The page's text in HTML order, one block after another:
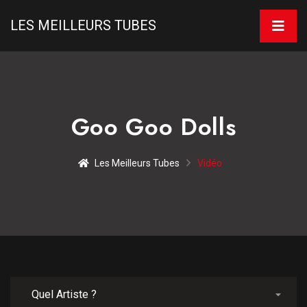
LES MEILLEURS TUBES
Goo Goo Dolls
Les Meilleurs Tubes Vidéo